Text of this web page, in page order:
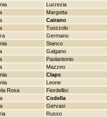
Lucrezia
Margotta
Cairano
Tuozzolo
Germano
Stanco
Galgano
Paolantonio
Mazzeo
Claps
Leone
Rosa Fiordellisi
Codella
Gervasi
Russo